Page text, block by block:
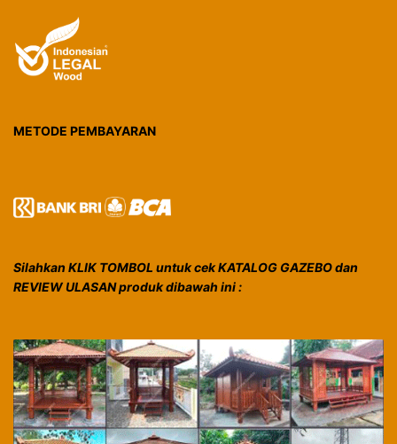
METODE PEMBAYARAN
Silahkan KLIK TOMBOL untuk cek KATALOG GAZEBO dan
REVIEW ULASAN produk dibawah ini :